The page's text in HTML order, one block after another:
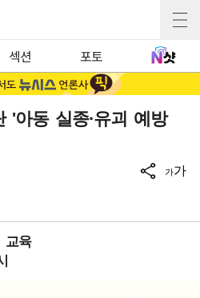
섹션 포토
'아동 실종·유괴 예방
가가
교육